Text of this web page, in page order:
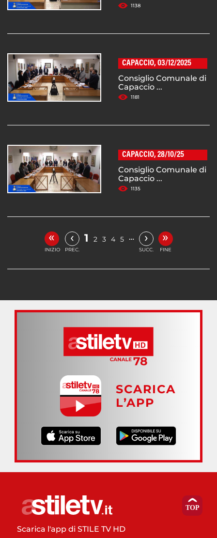
1138
CAPACCIO, 03/12/2025
Consiglio Comunale di
Capaccio ...
1181
CAPACCIO, 28/10/25
Consiglio Comunale di
Capaccio ...
1135
«
INIZIO
‹
PREC.
1 2 3 4 5 … ›
SUCC.
»
FINE
SCARICA
L’APP
Scarica l'app di STILE TV HD